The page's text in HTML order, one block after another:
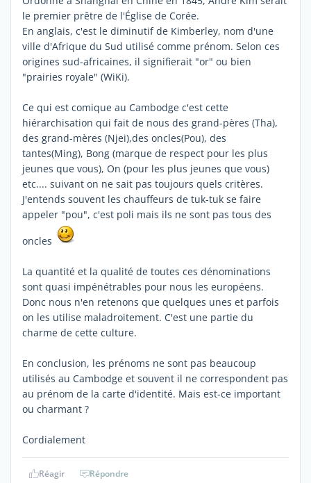
le premier prêtre de l'Église de Corée.
En anglais, c'est le diminutif de Kimberley, nom d'une
ville d'Afrique du Sud utilisé comme prénom. Selon ces
origines sud-africaines, il signifierait "or" ou bien
"prairies royale" (WiKi).
Ce qui est comique au Cambodge c'est cette
hiérarchisation qui fait de nous des grand-pères (Tha),
des grand-mères (Njei),des oncles(Pou), des
tantes(Ming), Bong (marque de respect pour les plus
jeunes que vous), On (pour les plus jeunes que vous)
etc.... suivant on ne sait pas toujours quels critères.
J'entends souvent les chauffeurs de tuk-tuk se faire
appeler "pou", c'est poli mais ils ne sont pas tous des
oncles
La quantité et la qualité de toutes ces dénominations
sont quasi impénétrables pour nous les européens.
Donc nous n'en retenons que quelques unes et parfois
on les utilise maladroitement. C'est une partie du
charme de cette culture.
En conclusion, les prénoms ne sont pas beaucoup
utilisés au Cambodge et souvent il ne correspondent pas
au prénom de la carte d'identité. Mais est-ce important
ou charmant ?
Cordialement
Réagir Répondre